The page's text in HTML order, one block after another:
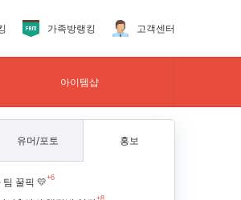
가족방랭킹 고객센터
아이템샵
유머/포토 홍보
팀 꿀픽 💛+6
+8